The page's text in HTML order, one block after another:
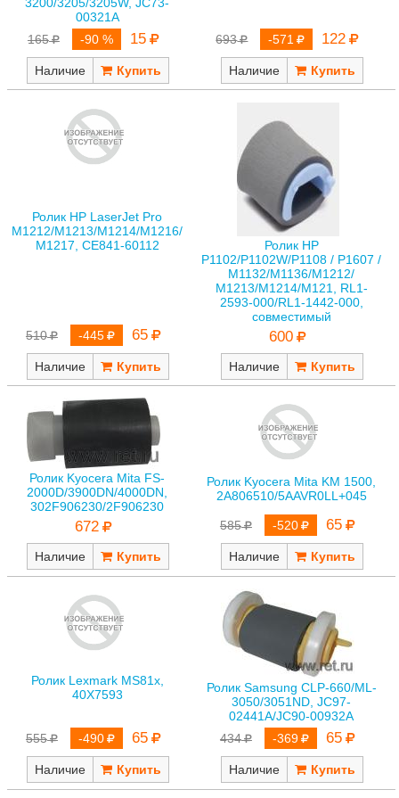
00321A
165
-90 % 15
Наличие
693 -571 122
Наличие
Ролик HP LaserJet Pro
M1212/M1213/M1214/M1216/
M1217, CE841-60112
510 -445 65
Наличие
Ролик HP
P1102/P1102W/P1108 / P1607 /
M1132/M1136/M1212/
M1213/M1214/M121, RL1-
2593-000/RL1-1442-000,
совместимый
600
Наличие
Ролик Kyocera Mita FS-
2000D/3900DN/4000DN,
302F906230/2F906230
672
Наличие
Ролик Kyocera Mita KM 1500,
2A806510/5AAVR0LL+045
585 -520 65
Наличие
Ролик Lexmark MS81x,
40X7593
555 -490 65
Наличие
Ролик Samsung CLP-660/ML-
3050/3051ND, JC97-
02441A/JC90-00932A
434
-369 65
Наличие